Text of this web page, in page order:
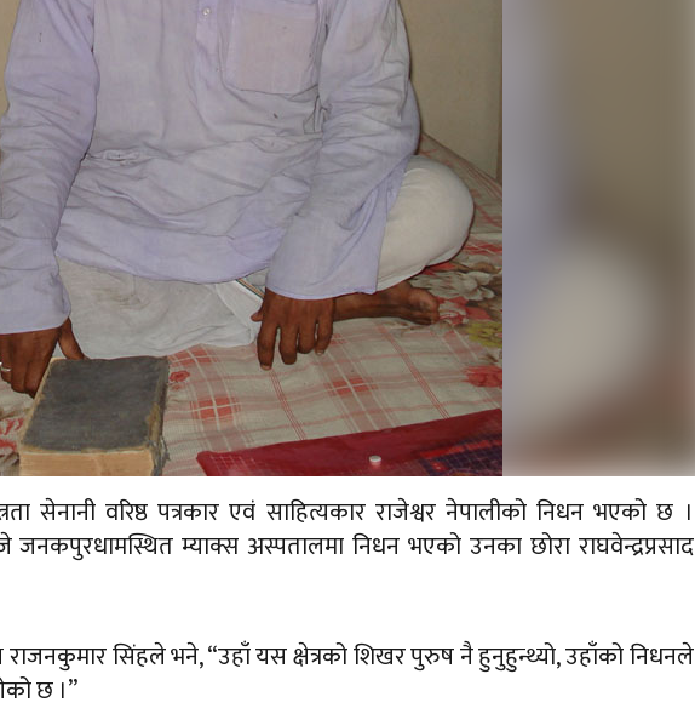
सेनानी वरिष्ठ पत्रकार एवं साहित्यकार राजेश्वर नेपालीको निधन भएको छ ।
म्याक्स अस्पतालमा निधन भएको उनका छोरा राघवेन्द्रप्रसाद
सिंहले भने, “उहाँ यस क्षेत्रको शिखर पुरुष नै हुनुहुन्थ्यो, उहाँको निधनले
छ ।”